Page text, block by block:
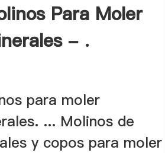
Para Moler
- .
para moler
... Molinos de
y copos para moler